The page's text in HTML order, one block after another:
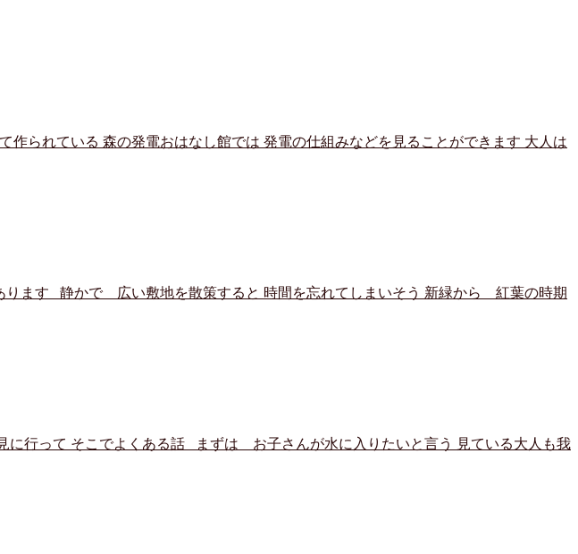
られている 森の発電おはなし館では 発電の仕組みなどを見ることができます 大人は
ります 静かで 広い敷地を散策すると 時間を忘れてしまいそう 新緑から 紅葉の時期
に行って そこでよくある話 まずは お子さんが水に入りたいと言う 見ている大人も我